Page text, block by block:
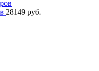
28149 руб.